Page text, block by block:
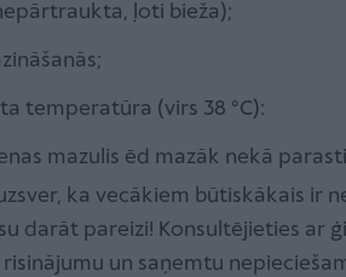
ļoti bieža);
temperatūra (virs 38 °C):
mazulis ēd mazāk nekā
ka vecākiem būtiskākais ir
darāt pareizi! Konsultējieties ar
un saņemtu